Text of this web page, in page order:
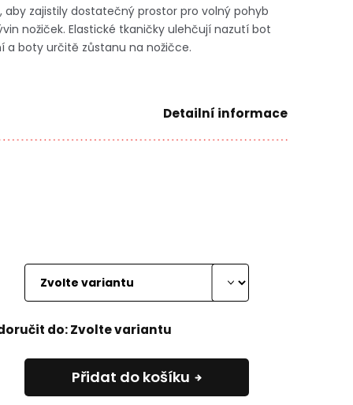
do: Zvolte variantu
Přidat do košíku
aby zajistily dostatečný prostor pro volný pohyb
nožiček. Elastické tkaničky ulehčují nazutí bot
a boty určitě zůstanu na nožičce.
Detailní informace